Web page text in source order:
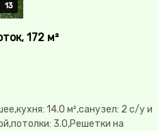
13
13
13
13
13
172 м²
14.0 м²,санузел: 2 с/у и
3.0,Решетки на